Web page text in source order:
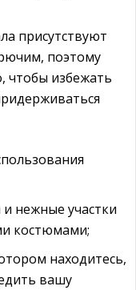
присутствуют
поэтому
чтобы избежать
нежные участки
костюмами;
находитесь,
вашу